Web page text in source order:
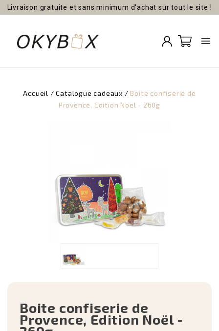
Livraison gratuite et sans minimum d'achat sur tout le site !

Accueil Catalogue cadeaux
Boite confiserie de
Provence, Edition Noël - 260g
Boite confiserie de
Provence, Edition Noël -